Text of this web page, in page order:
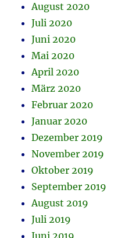
August 2020
Juli 2020
Juni 2020
Mai 2020
April 2020
März 2020
Februar 2020
Januar 2020
Dezember 2019
November 2019
Oktober 2019
September 2019
August 2019
Juli 2019